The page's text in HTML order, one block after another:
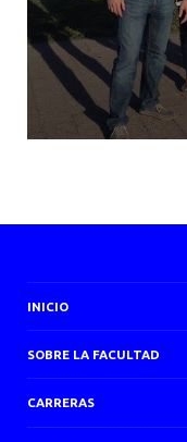
INICIO
SOBRE LA FACULTAD
CARRERAS